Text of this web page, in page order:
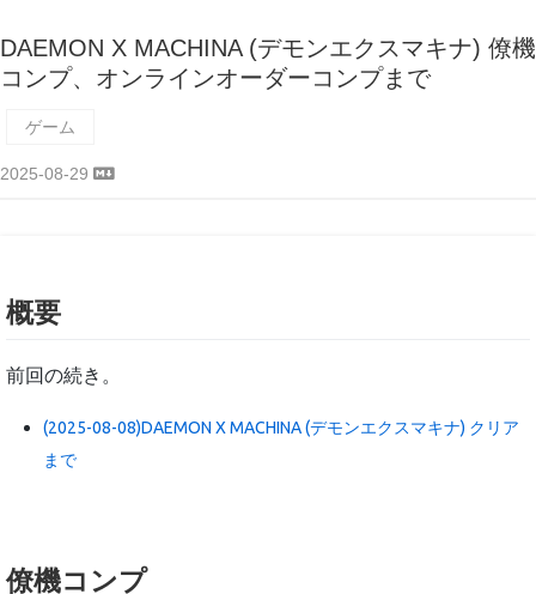
DAEMON X MACHINA (デモンエクスマキナ) 僚機
コンプ、オンラインオーダーコンプまで
ゲーム
2025-08-29
概要
前回の続き。
(2025-08-08)DAEMON X MACHINA (デモンエクスマキナ) クリア
まで
僚機コンプ